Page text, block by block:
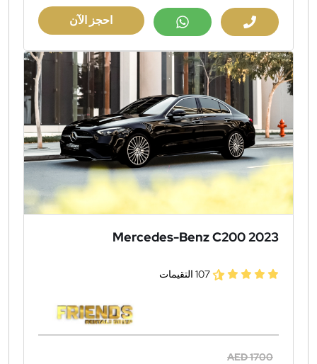
احجز الآن
Mercedes-Benz C200 2023
107 التقيمات
AED 1700